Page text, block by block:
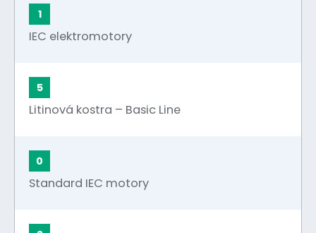
1
IEC elektromotory
5
Litinová kostra – Basic Line
0
Standard IEC motory